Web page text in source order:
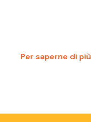
Per saperne di più